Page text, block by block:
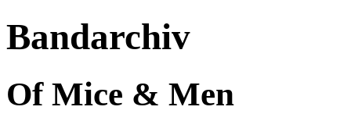
Bandarchiv
Of Mice & Men